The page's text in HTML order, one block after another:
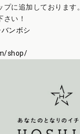
に追加しております。
い！
ンボシ
shop/